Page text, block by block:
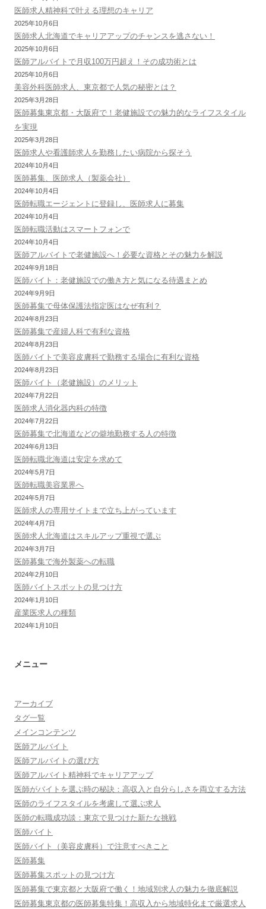
医師求人精神科で叶える理想のキャリア
2025年10月6日
医師求人北海道でキャリアアップのチャンスを逃さない！
2025年10月6日
医師アルバイトで月収100万円超え！その成功術とは
2025年10月6日
美容外科医師求人、東京都で人気の秘密とは？
2025年3月28日
医師募集東京都・大阪府で！老健施設での魅力的なライフスタイル
を実現
2025年3月28日
医師求人や看護師求人を勤務したい病院から探そう
2024年10月4日
医師募集、医師求人（製薬会社）
2024年10月4日
医師転職エージェントに登録し、医師求人に募集
2024年10月4日
医師転職活動はスマートフォンで
2024年10月4日
医師アルバイトで老健施設へ！必要な資格とその魅力を解説
2024年9月18日
医師バイト：老健施設での働き方と気になる待遇まとめ
2024年9月9日
医師募集で母体保護法指定医はなぜ有利？
2024年8月23日
医師募集で産婦人科で有利な資格
2024年8月23日
医師バイトで美容皮膚科で勤務する場合に有利な資格
2024年8月23日
医師バイト（老健施設）のメリット
2024年7月22日
医師求人消化器内科の特徴
2024年7月22日
医師募集で北海道などの僻地勤務する人の特徴
2024年6月13日
医師転職北海道は安定を求めて
2024年5月7日
医師転職美容業界へ
2024年5月7日
医師求人の専用サイトまで立ち上がっています
2024年4月7日
医師求人北海道はスキルアップ重視で選ぶ
2024年3月7日
医師募集で海外製薬への転職
2024年2月10日
医師バイトスポットの見つけ方
2024年1月10日
産業医求人の種類
2024年1月10日
メニュー
アーカイブ
タグ一覧
メインコンテンツ
医師アルバイト
医師アルバイトの選び方
医師アルバイト精神科でキャリアアップ
医師がバイトを選ぶ時の秘訣：高収入と自分らしさを両立する方法
医師のライフスタイルを考慮して選ぶ求人
医師の転職成功談：東京で見つけた新たな挑戦
医師バイト
医師バイト（美容皮膚科）で注意すべきこと
医師募集
医師募集スポットの見つけ方
医師募集で東京都と大阪府で働く！地域別求人の魅力を徹底解説
医師募集東京都の医師募集特集！高収入から地域特化まで厳選求人